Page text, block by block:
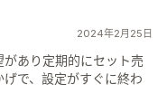
2024年2月25日
あり定期的にセット売
で、設定がすぐに終わ